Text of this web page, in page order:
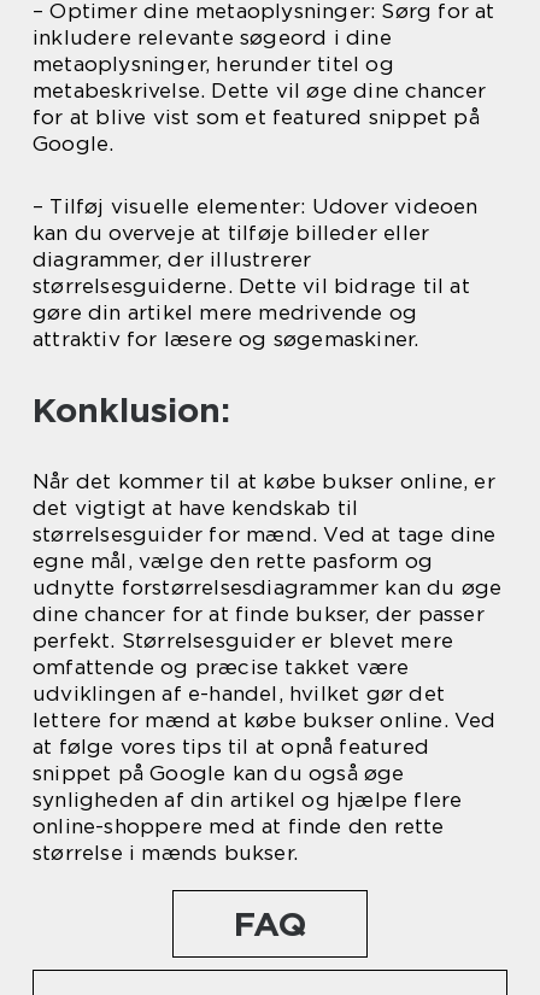
– Optimer dine metaoplysninger: Sørg for at
inkludere relevante søgeord i dine
metaoplysninger, herunder titel og
metabeskrivelse. Dette vil øge dine chancer
for at blive vist som et featured snippet på
Google.
– Tilføj visuelle elementer: Udover videoen
kan du overveje at tilføje billeder eller
diagrammer, der illustrerer
størrelsesguiderne. Dette vil bidrage til at
gøre din artikel mere medrivende og
attraktiv for læsere og søgemaskiner.
Konklusion:
Når det kommer til at købe bukser online, er
det vigtigt at have kendskab til
størrelsesguider for mænd. Ved at tage dine
egne mål, vælge den rette pasform og
udnytte forstørrelsesdiagrammer kan du øge
dine chancer for at finde bukser, der passer
perfekt. Størrelsesguider er blevet mere
omfattende og præcise takket være
udviklingen af e-handel, hvilket gør det
lettere for mænd at købe bukser online. Ved
at følge vores tips til at opnå featured
snippet på Google kan du også øge
synligheden af din artikel og hjælpe flere
online-shoppere med at finde den rette
størrelse i mænds bukser.
FAQ